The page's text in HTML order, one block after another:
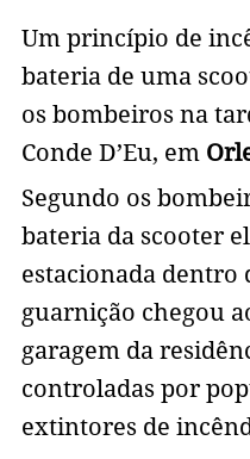
Um princípio de
bateria de uma
os bombeiros na
Conde D’Eu, em
Segundo os
bateria da scooter
estacionada dentro
guarnição chegou
garagem da
controladas por
extintores de